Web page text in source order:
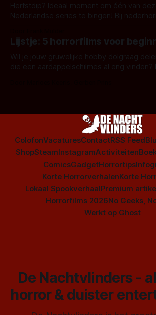
Herfstdip? Ideaal moment om één van
Nederlandse series te bingen! Bij nederhorror denk je al
Amsterdamned of The Johnsons. Maar
is niet beperkt tot films. Hier een aantal
series uit het duistere of horrorgenre. Als
Lijstje: 5 horrorfilms voor
Wil je jouw gruwelijke hobby dolgraag
die een aardappelschilmes al eng vinden?
ColofonVacaturesContactRSS Feed
ShopSteamInstagramActiviteiten
ComicsGadgetHorrortips
Korte HorrorverhalenKorte
Lokaal SpookverhaalPremium
Horrorfilms 2026No Geeks,
Werkt op Ghost
De Nachtvlinders -
horror & duister